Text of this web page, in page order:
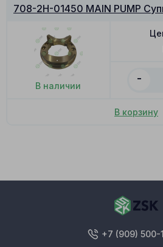
708-2H-01450 MAIN PUMP
В наличии
-
В корзину
+7 (909) 500-